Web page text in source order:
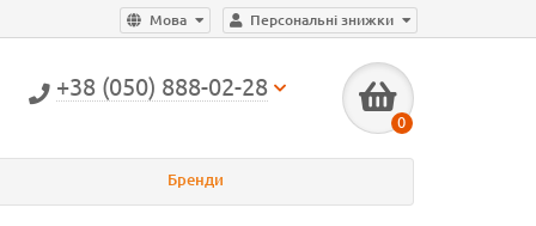
Персональні знижки
Мова
+38 (050) 888-02-28
0
Бренди